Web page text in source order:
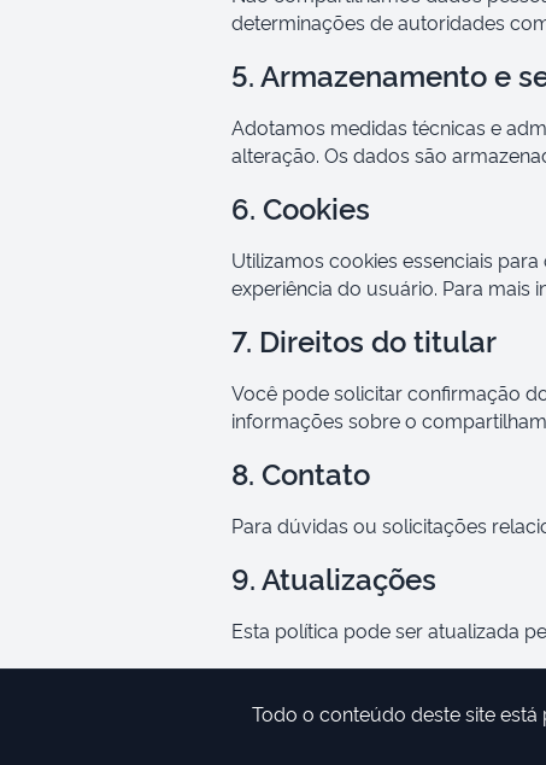
determinações de autoridades
5. Armazenamento e
Adotamos medidas técnicas e
alteração. Os dados são
6. Cookies
Utilizamos cookies essenciais
experiência do usuário. Para mais
7. Direitos do titular
Você pode solicitar confirmação
informações sobre o
8. Contato
Para dúvidas ou solicitações
9. Atualizações
Esta política pode ser atualizada
Todo o conteúdo deste site